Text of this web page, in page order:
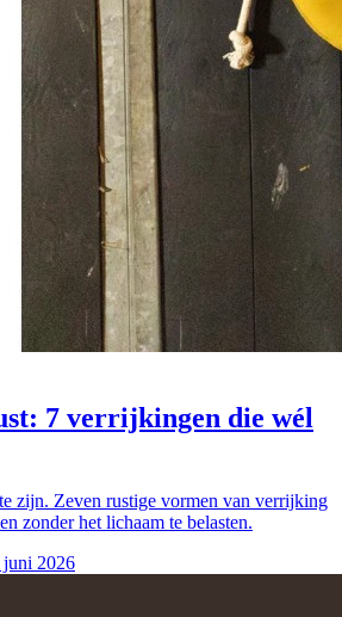
7 verrijkingen die wél
zijn. Zeven rustige vormen van verrijking
zonder het lichaam te belasten.
juni 2026